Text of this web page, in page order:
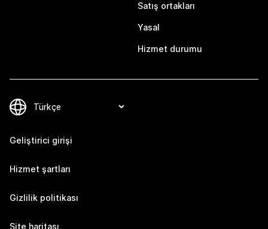
Satış ortakları
Yasal
Hizmet durumu
Geliştirici girişi
Hizmet şartları
Gizlilik politikası
Site haritası